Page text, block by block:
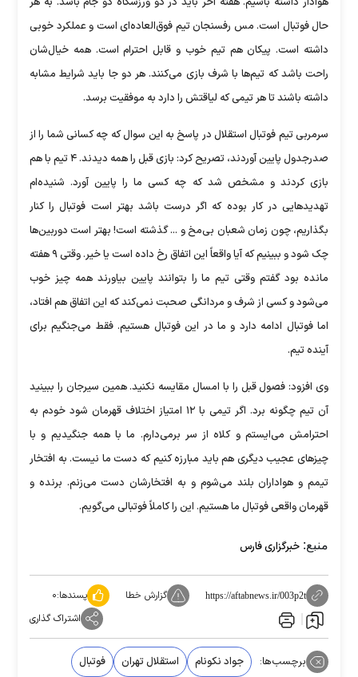
حال فوتبال است. مس رفسنجان تیم فوق‌العاده‌ای است و عملکرد خوبی
داشته است. پیکان هم تیم خوب و قابل احترام است. همه خیال‌شان
راحت باشد که تیم‌ها با شرف بازی می‌کنند. هر دو جا باید شرایط مشابه
داشته باشند تا هر تیمی که لیاقتش را دارد به موفقیت برسد.
سرمربی تیم فوتبال استقلال در پاسخ به این سوال که چه کسانی شما را از
صدرجدول پایین آوردند، تصریح کرد: بازی قبل را همه دیدند. ۴ تیم با هم
بازی کردند و مشخص شد که چه کسی ما را پایین آورد. شنیده‌ام
تهدید‌هایی در کار بوده که اگر درست باشد بهتر است فوتبال را کنار
بگذاریم، چون زمان شعبان بی‌مخ و ... گذشته است! بهتر است دوربین‌ها
چک شود و ببینیم که آیا واقعاً این اتفاق رخ داده است یا خیر. وقتی ۹ هفته
مانده بود گفتم وقتی تیم ما را بتوانند پایین بیاورند همه چیز خوب
می‌شود و کسی از شرف و مردانگی صحبت نمی‌کند که این اتفاق هم افتاد،
اما فوتبال ادامه دارد و ما در این فوتبال هستیم. فقط می‌جنگیم برای
آینده تیم.
وی افزود: فصول قبل را با امسال مقایسه نکنید. همین سیرجان را ببینید
آن تیم چگونه برد. اگر تیمی با ۱۲ امتیاز اختلاف قهرمان شود خودم به
احترامش می‌ایستم و کلاه از سر برمی‌دارم. ما با همه جنگیدیم و با
چیز‌های عجیب دیگری هم باید مبارزه کنیم که دست ما نیست. به افتخار
تیمم و هواداران بلند می‌شوم و به افتخارشان دست می‌زنم. برنده و
قهرمان واقعی فوتبال ما هستیم. این را کاملاً فوتبالی می‌گویم.
منبع: خبرگزاری فارس
https://aftabnews.ir/003p2t گزارش خطا پسندها:۰
اشتراک گذاری
برچسب‌ها: جواد نکونام استقلال تهران فوتبال